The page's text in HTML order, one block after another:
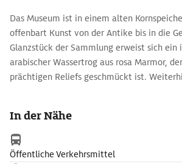
Das Museum ist in einem alten
offenbart Kunst von der Antike bis in die
Glanzstück der Sammlung erweist sich ein
arabischer Wassertrog aus rosa Marmor,
prächtigen Reliefs geschmückt ist.
In der Nähe
Öffentliche Verkehrsmittel